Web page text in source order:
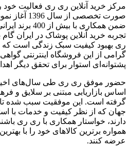
مرکز خرید آنلاین ری ری فعالیت خود
‌صورت تخصصی
ضمن همکاری با
تجربه خرید آنلاین پوشاک در ایران
ری بهبود کیفیت سبک زندگی است که
گرامی از این فروشگاه اینترنتی
پشتوانه‌ای استوار برای تحقق دیگر
حضور موفق ری ری طی سال‌های
اساس بازاریابی مبتنی بر سلایق و
گرفته است. این موفقیت سبب شده تا
جهان که از نظر کیفیت و خدمات با
دارند، خواستار همکاری با ری ری
همواره برترین کالاهای خود را با
عرضه کنند.